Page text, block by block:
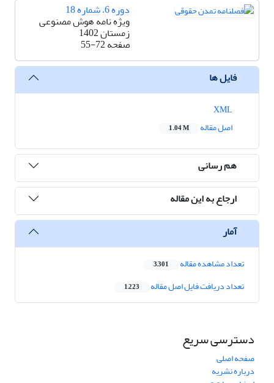
دوره 6، شماره 18
ویژه نامه هوش مصنوعی
زمستان 1402
صفحه55-72
فایل ها
اصل مقاله
1.04 M
هم رسانی
ارجاع به این مقاله
آمار
تعداد مشاهده مقاله 3,301
تعداد دریافت فایل اصل مقاله 1,223
دسترسی سریع
صفحه اصلی
درباره نشریه